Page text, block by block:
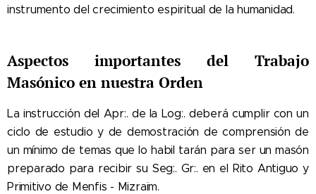
instrumento del crecimiento espiritual de la humanidad.
Aspectos importantes del Trabajo
Masónico en nuestra Orden
La instrucción del Apr:. de la Log:. deberá cumplir con un
ciclo de estudio y de demostración de comprensión de
un mínimo de temas que lo habil tarán para ser un masón
preparado para recibir su Seg:. Gr:. en el Rito Antiguo y
Primitivo de Menfis - Mizraim.